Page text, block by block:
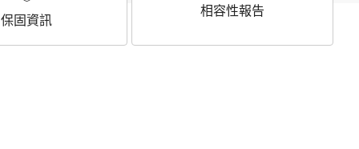
保固資訊
相容性報告